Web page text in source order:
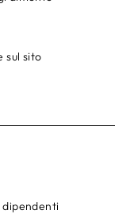
sul sito